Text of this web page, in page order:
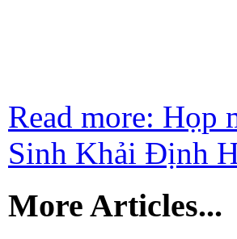
Read more: Họp
Sinh Khải Định
More Articles...